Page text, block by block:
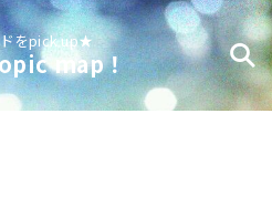
をpick up★
map！